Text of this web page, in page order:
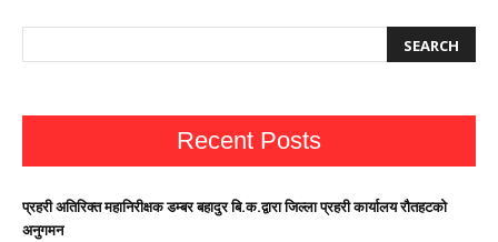
Recent Posts
प्रहरी अतिरिक्त महानिरीक्षक डम्बर बहादुर बि.क.द्वारा जिल्ला प्रहरी कार्यालय रौतहटको
अनुगमन